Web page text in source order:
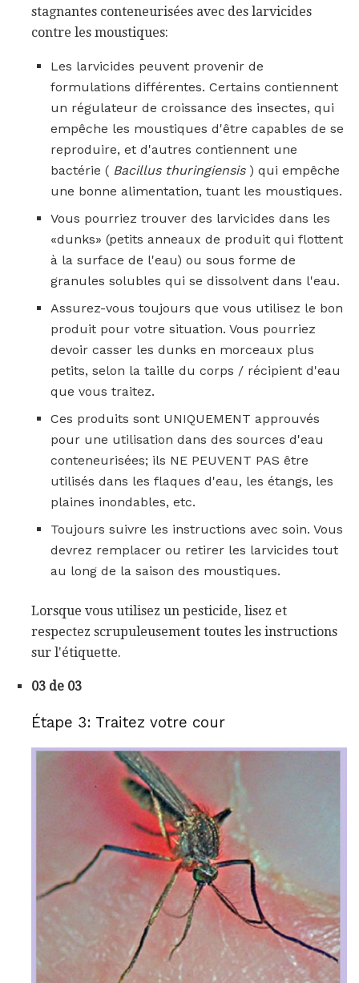
stagnantes conteneurisées avec des larvicides
contre les moustiques:
Les larvicides peuvent provenir de
formulations différentes. Certains contiennent
un régulateur de croissance des insectes, qui
empêche les moustiques d'être capables de se
reproduire, et d'autres contiennent une
bactérie ( Bacillus thuringiensis) qui empêche
une bonne alimentation, tuant les moustiques.
Vous pourriez trouver des larvicides dans les
«dunks» (petits anneaux de produit qui flottent
à la surface de l'eau) ou sous forme de
granules solubles qui se dissolvent dans l'eau.
Assurez-vous toujours que vous utilisez le bon
produit pour votre situation. Vous pourriez
devoir casser les dunks en morceaux plus
petits, selon la taille du corps / récipient d'eau
que vous traitez.
Ces produits sont UNIQUEMENT approuvés
pour une utilisation dans des sources d'eau
conteneurisées; ils NE PEUVENT PAS être
utilisés dans les flaques d'eau, les étangs, les
plaines inondables, etc.
Toujours suivre les instructions avec soin. Vous
devrez remplacer ou retirer les larvicides tout
au long de la saison des moustiques.
Lorsque vous utilisez un pesticide, lisez et
respectez scrupuleusement toutes les instructions
sur l'étiquette.
03 de 03
Étape 3: Traitez votre cour